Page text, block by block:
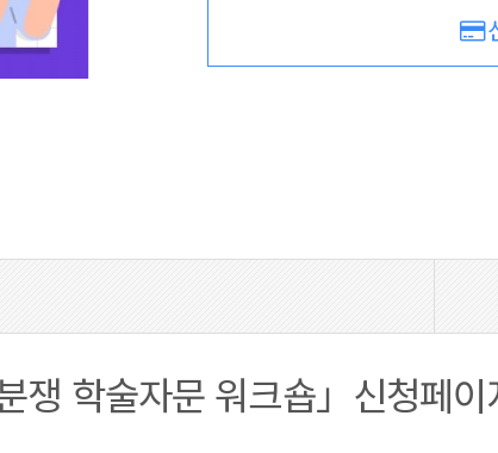
쟁 학술자문 워크숍」신청페